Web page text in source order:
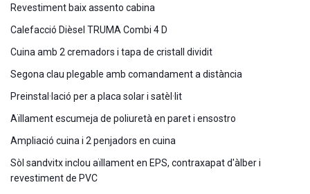
Revestiment baix assento cabina
Calefacció Dièsel TRUMA Combi 4 D
Cuina amb 2 cremadors i tapa de cristall dividit
Segona clau plegable amb comandament a distància
Preinstal·lació per a placa solar i satèl·lit
Aïllament escumeja de poliuretà en paret i ensostro
Ampliació cuina i 2 penjadors en cuina
Sòl sandvitx inclou aïllament en EPS, contraxapat d'àlber i
revestiment de PVC